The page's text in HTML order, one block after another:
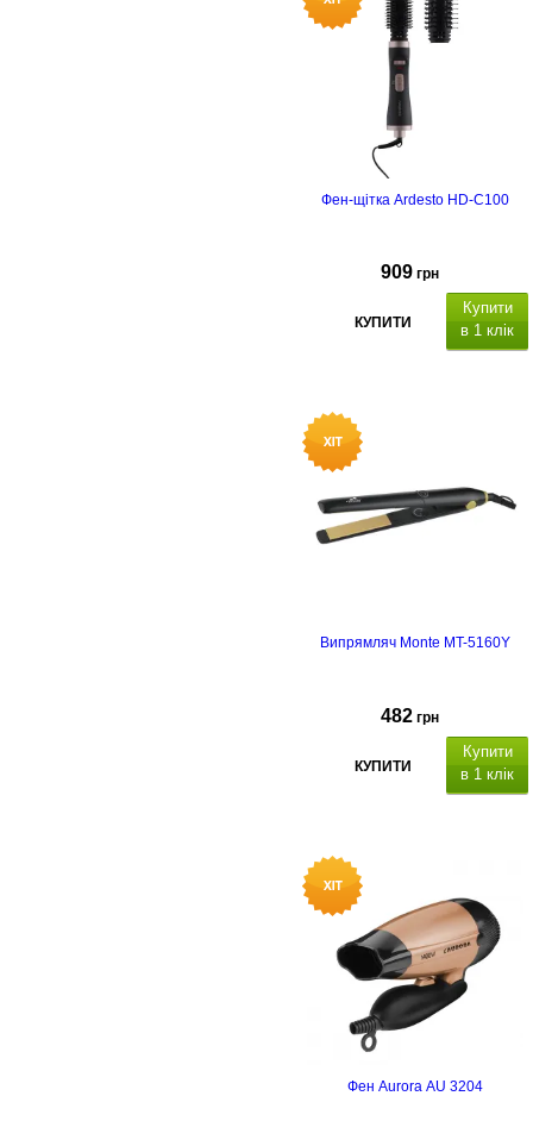
Фен-щітка Ardesto HD-C100
909 грн
КУПИТИ
Купити
в 1 клік
кількість режимів потужності: 2,
кількість режимів температури:
2,
Випрямляч Monte MT-5160Y
482 грн
КУПИТИ
Купити
в 1 клік
Фен Aurora AU 3204